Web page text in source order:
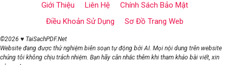
Giới Thiệu Liên Hệ
Chính Sách Bảo Mật
Điều Khoản Sử Dụng
Sơ Đồ Trang Web
©2026 ♥ TaiSachPDF.Net
Website đang được thử nghiệm biên soạn tự động bởi AI. Mọi nội dung trên website
chúng tôi không chịu trách nhiệm. Bạn hãy cân nhắc thêm khi tham khảo bài viết, xin